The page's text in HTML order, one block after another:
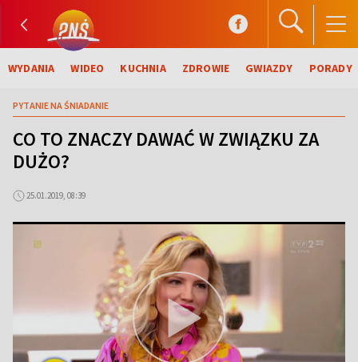
WYDANIA WIDEO KUCHNIA ZDROWIE GWIAZDY PORADY
PYTANIE NA ŚNIADANIE
CO TO ZNACZY DAWAĆ W ZWIĄZKU ZA
DUŻO?
25.01.2019, 08:39